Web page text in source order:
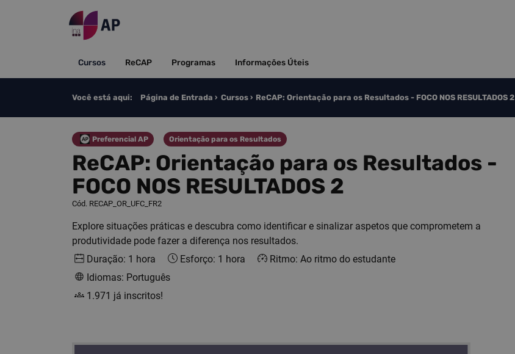
Cursos ReCAP Programas Informações Úteis
Você está aqui: Página de Entrada Cursos ReCAP: Orientação para os Resultados​​​​ - FOCO NOS RESULTADOS 2
ReCAP: Orientação para os Resultados​​​​ -
FOCO NOS RESULTADOS 2
Cód. RECAP_OR_UFC_FR2
Categoria
Preferencial AP Categoria
Orientação para os Resultados
Explore situações práticas e descubra como identificar e sinalizar aspetos que comprometem a
produtividade pode fazer a diferença nos resultados.
Duração: 1 hora
Esforço: 1 hora
Ritmo: Ao ritmo do estudante
Idiomas: Português
1.971 já inscritos!